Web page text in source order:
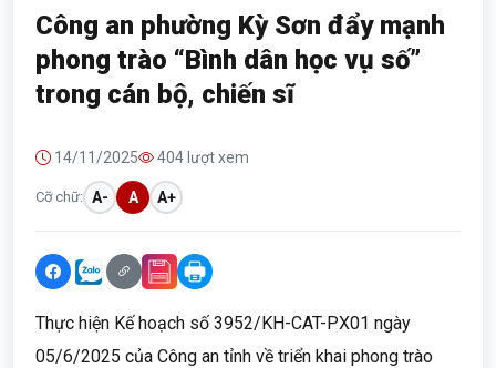
Công an phường Kỳ Sơn đẩy mạnh
phong trào “Bình dân học vụ số”
trong cán bộ, chiến sĩ
14/11/2025 404 lượt xem
Cỡ chữ: A- A A+
Thực hiện Kế hoạch số 3952/KH-CAT-PX01 ngày
05/6/2025 của Công an tỉnh về triển khai phong trào